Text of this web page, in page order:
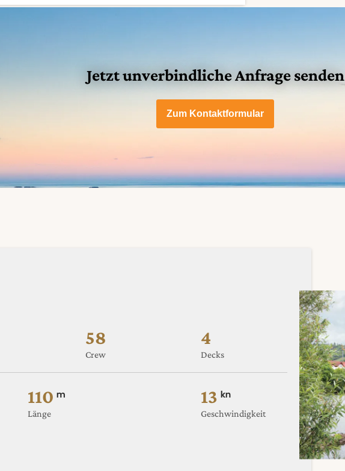
Jetzt unverbindliche Anfrage senden
Zum Kontaktformular
Crew
58
Decks
4
Länge
110 m
Geschwindigkeit
13 kn